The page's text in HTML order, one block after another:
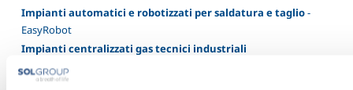
Impianti automatici e robotizzati per saldatura e taglio-
EasyRobot
Impianti centralizzati gas tecnici industriali
Monitoraggio on-line dei parametri di saldatura